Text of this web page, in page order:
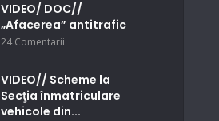
VIDEO/ DOC//
„Afacerea” antitrafic
24 Comentarii
VIDEO// Scheme la
Secţia înmatriculare
vehicole din...